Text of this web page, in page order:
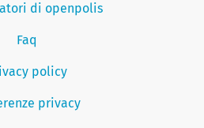
di openpolis
Faq
policy
privacy